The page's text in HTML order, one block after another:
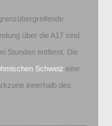
über die A17 sind
Stunden entfernt. Die
Schweiz eine
innerhalb des